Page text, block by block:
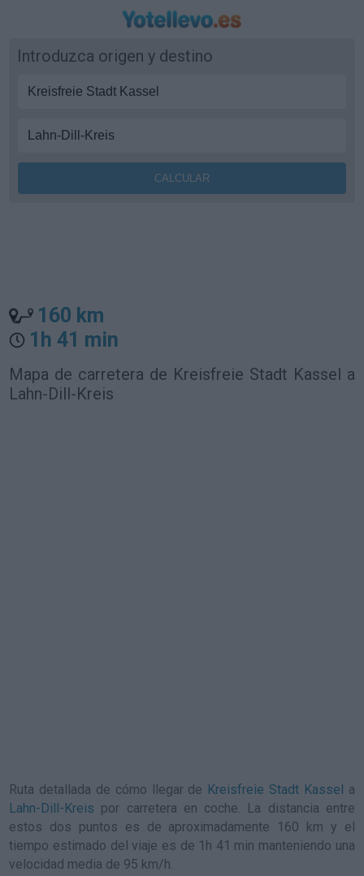
Introduzca origen y destino
160 km
1h 41 min
Mapa de carretera de Kreisfreie Stadt Kassel a
Lahn-Dill-Kreis
Ruta detallada de cómo llegar de Kreisfreie Stadt Kassel a
Lahn-Dill-Kreis por carretera en coche. La distancia entre
estos dos puntos es de aproximadamente 160 km y el
tiempo estimado del viaje es de 1h 41 min manteniendo una
velocidad media de 95 km/h.